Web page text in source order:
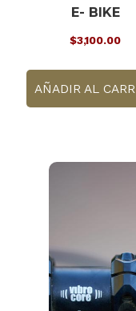
E- BIKE
$3,100.00
AÑADIR AL